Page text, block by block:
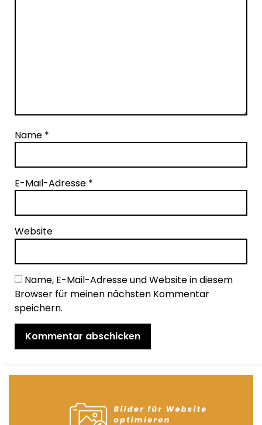
Name *
E-Mail-Adresse *
Website
Name, E-Mail-Adresse und Website in diesem
Browser für meinen nächsten Kommentar
speichern.